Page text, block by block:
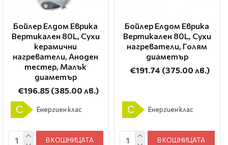
Бойлер Елдом Еврика
Вертикален 80L, Сухи
керамични
нагреватели, Аноден
тестер, Малък
диаметър
€196.85 (385.00 лв.)
C Енергиен клас
В КОШНИЦАТА
Бойлер Елдом Еврика
Вертикален 80L, Сухи
нагреватели, Голям
диаметър
€191.74 (375.00 лв.)
C Енергиен клас
В КОШНИЦАТА